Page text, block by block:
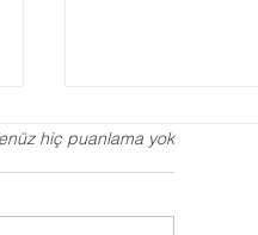
hiç puanlama yok